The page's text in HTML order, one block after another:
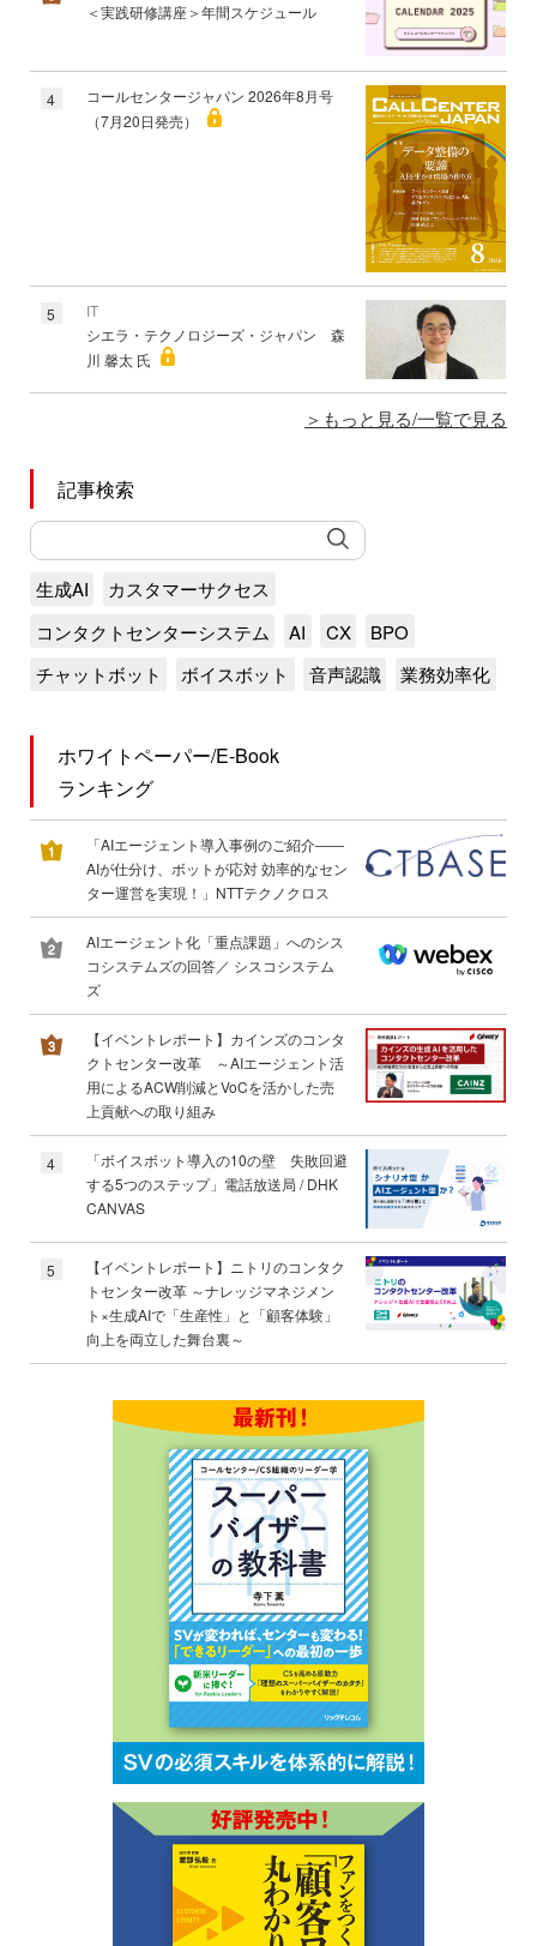
＜実践研修講座＞年間スケジュール
4
コールセンタージャパン 2026年8月号
（7月20日発売）
5
IT
シエラ・テクノロジーズ・ジャパン 森
川 馨太 氏
もっと見る/一覧で見る
記事検索
生成AI
カスタマーサクセス
コンタクトセンターシステム
AI CX
BPO
チャットボット
ボイスボット 音声認識 業務効率化
ホワイトペーパー/E-Book
ランキング
「AIエージェント導入事例のご紹介――
AIが仕分け、ボットが応対 効率的なセン
ター運営を実現！」NTTテクノクロス
AIエージェント化「重点課題」へのシス
コシステムズの回答／ シスコシステム
ズ
【イベントレポート】カインズのコンタ
クトセンター改革 ～AIエージェント活
用によるACW削減とVoCを活かした売
上貢献への取り組み
4
「ボイスボット導入の10の壁 失敗回避
する5つのステップ」電話放送局 / DHK
CANVAS
5
【イベントレポート】ニトリのコンタク
トセンター改革 ～ナレッジマネジメン
ト×生成AIで「生産性」と「顧客体験」
向上を両立した舞台裏～